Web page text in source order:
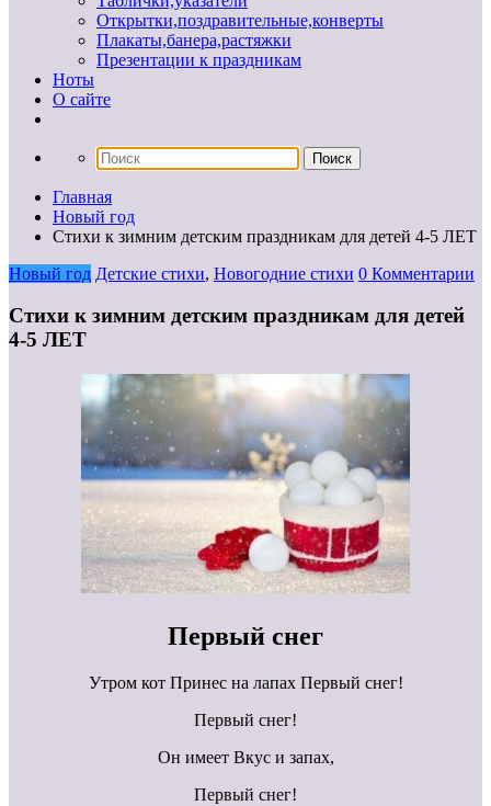
Открытки,поздравительные,конверты
Плакаты,банера,растяжки
Презентации к праздникам
Ноты
О сайте
Главная
Новый год
Стихи к зимним детским праздникам для детей 4-5 ЛЕТ
Новый год Детские стихи, Новогодние стихи 0 Комментарии
Стихи к зимним детским праздникам для детей
4-5 ЛЕТ
Первый снег
Утром кот Принес на лапах Первый снег!
Первый снег!
Он имеет Вкус и запах,
Первый снег!